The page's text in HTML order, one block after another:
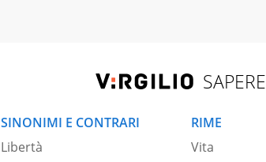
SAPERE
SINONIMI E CONTRARI
Libertà
RIME
Vita